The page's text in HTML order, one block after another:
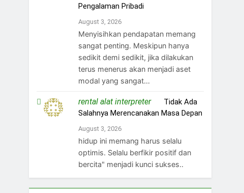
Pengalaman Pribadi
August 3, 2026
Menyisihkan pendapatan memang
sangat penting. Meskipun hanya
sedikit demi sedikit, jika dilakukan
terus menerus akan menjadi aset
modal yang sangat…
rental alat interpreteron Tidak Ada
Salahnya Merencanakan Masa Depan
August 3, 2026
hidup ini memang harus selalu
optimis. Selalu berfikir positif dan
bercita" menjadi kunci sukses..